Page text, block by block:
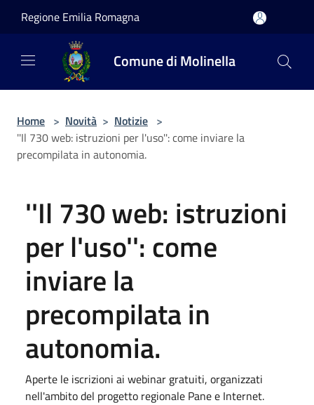
Regione Emilia Romagna
Comune di Molinella
Home > Novità > Notizie >
''Il 730 web: istruzioni per l'uso'': come inviare la
precompilata in autonomia.
''Il 730 web: istruzioni
per l'uso'': come
inviare la
precompilata in
autonomia.
Aperte le iscrizioni ai webinar gratuiti, organizzati
nell'ambito del progetto regionale Pane e Internet.